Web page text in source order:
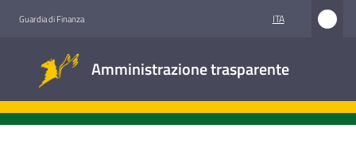
Guardia di Finanza ITA
Amministrazione trasparente
trasparente